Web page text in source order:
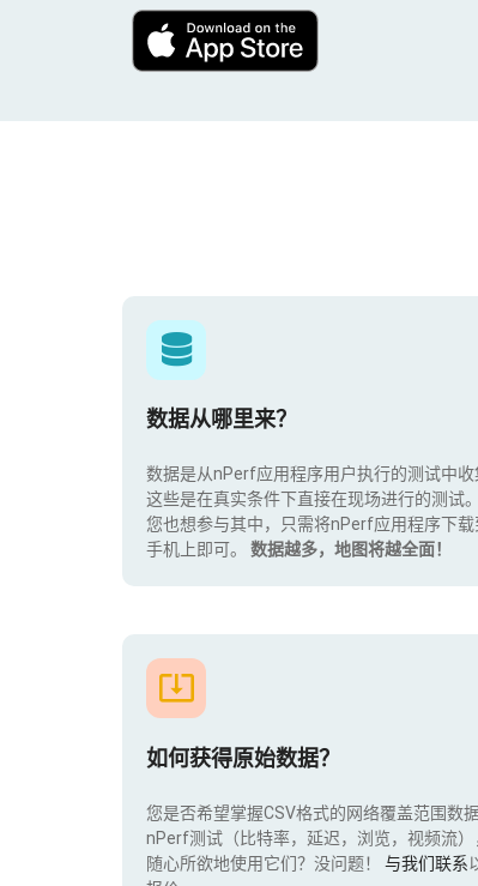
数据从哪里来？
数据是从nPerf应用程序用户执行的测试中收
这些是在真实条件下直接在现场进行的测试
您也想参与其中，只需将nPerf应用程序下载
手机上即可。 数据越多，地图将越全面！
如何获得原始数据？
您是否希望掌握CSV格式的网络覆盖范围数
nPerf测试（比特率，延迟，浏览，视频流）
随心所欲地使用它们？没问题！ 与我们联系